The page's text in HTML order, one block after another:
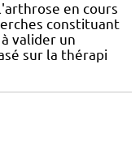
en cours
constituant
valider un
sur la thérapi